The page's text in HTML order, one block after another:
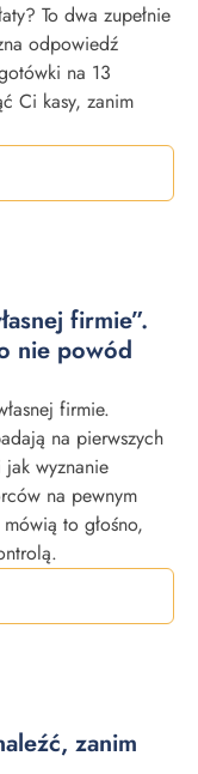
To dwa zupełnie
odpowiedź
na 13
Ci kasy, zanim
firmie”.
nie powód
firmie.
na pierwszych
wyznanie
na pewnym
to głośno,
zanim